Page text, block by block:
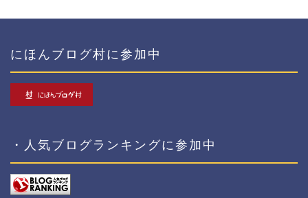
にほんブログ村に参加中
・人気ブログランキングに参加中